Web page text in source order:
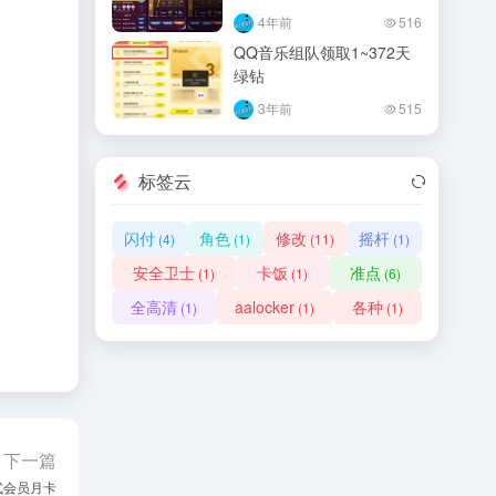
下一篇
员月卡
4年前 516
QQ音乐组队领取1~372天
绿钻
3年前 515
标签云
闪付 (4) 角色 (1) 修改 (11) 摇杆(1)
安全卫士 (1) 卡饭 (1) 准点 (6)
全高清 (1) aalocker (1) 各种 (1)